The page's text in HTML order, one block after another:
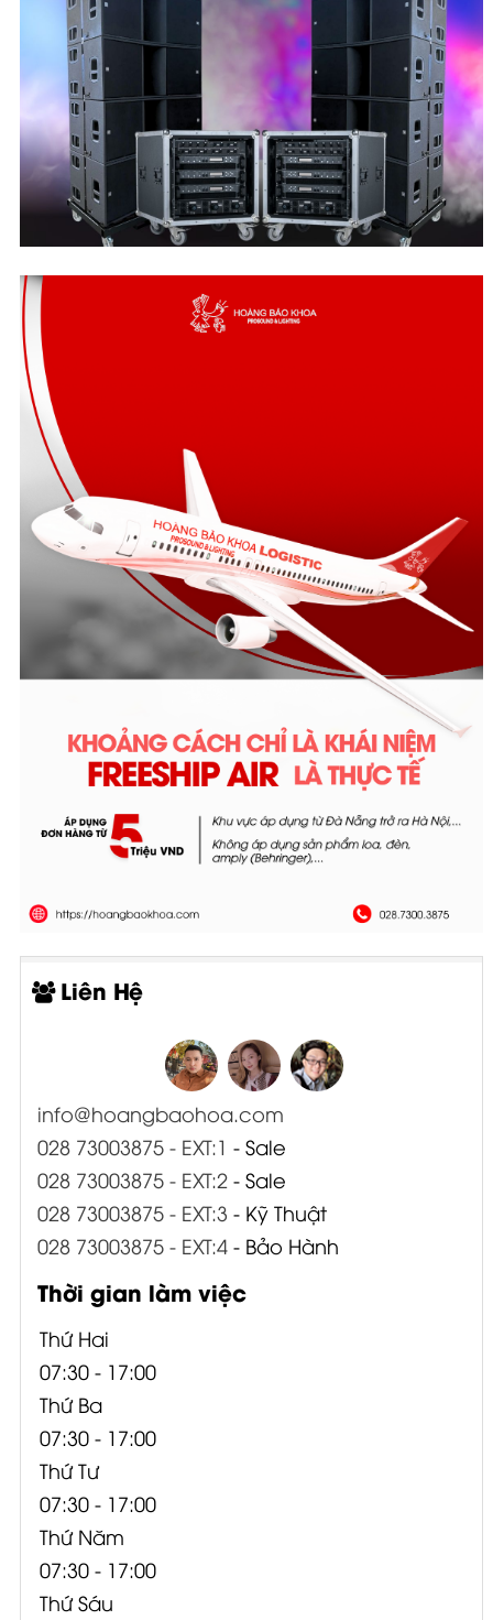
Liên Hệ
info@hoangbaohoa.com
028 73003875 - EXT:1 - Sale
028 73003875 - EXT:2- Sale
028 73003875 - EXT:3 - Kỹ Thuật
028 73003875 - EXT:4- Bảo Hành
Thời gian làm việc
Thứ Hai
07:30 - 17:00
Thứ Ba
07:30 - 17:00
Thứ Tư
07:30 - 17:00
Thứ Năm
07:30 - 17:00
Thứ Sáu